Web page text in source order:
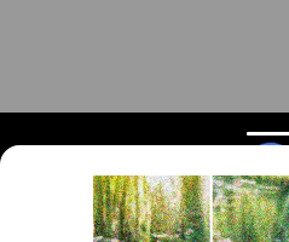
Поиск запчастей